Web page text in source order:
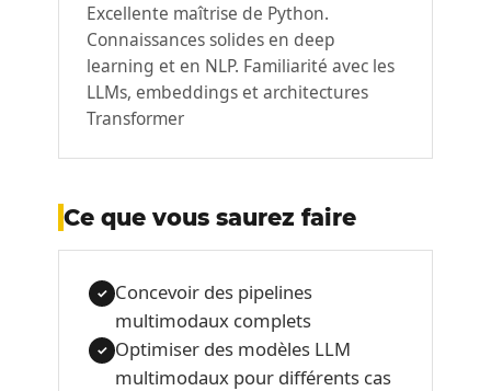
Excellente maîtrise de Python.
Connaissances solides en deep
learning et en NLP. Familiarité avec les
LLMs, embeddings et architectures
Transformer
Ce que vous saurez faire
✓ Concevoir des pipelines
multimodaux complets
✓ Optimiser des modèles LLM
multimodaux pour différents cas